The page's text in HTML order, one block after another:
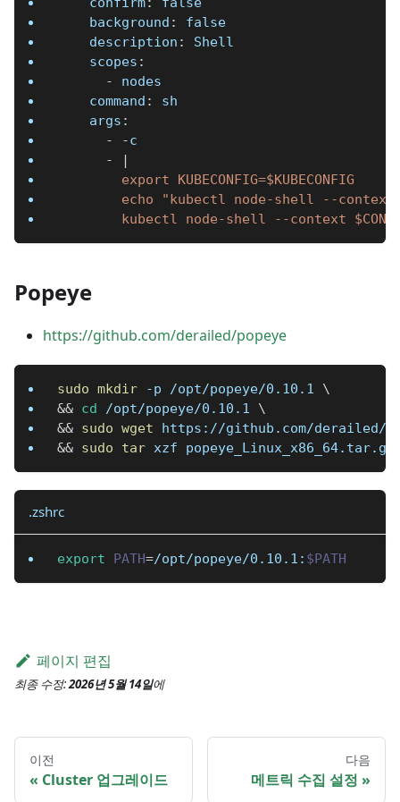
background :
false
description :
Shell
scopes :
-
nodes
command :
sh
args :
-
-c
-
|
        export KUBECONFIG=$KUBECONFIG
echo "kubectl node-shell --
kubectl node-shell --context
Popeye
https://github.com/derailed/popeye
sudo mkdir -p /opt/popeye/0.10.1 \
&& cd /opt/popeye/0.10.1 \
&& sudo wget https://github.com/derailed/
&& sudo tar xzf popeye_Linux_x86_64.tar.gz
.zshrc
export PATH=/opt/popeye/0.10.1: $PATH
페이지 편집
최종 수정:2026년 5월 14일에
이전
Cluster 업그레이드
다음
메트릭 수집 설정